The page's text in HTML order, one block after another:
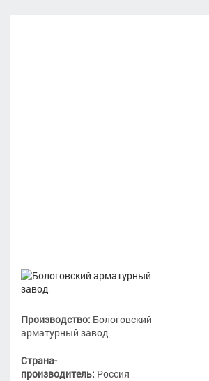
Производство: Бологовский
арматурный завод
Страна-
производитель: Россия